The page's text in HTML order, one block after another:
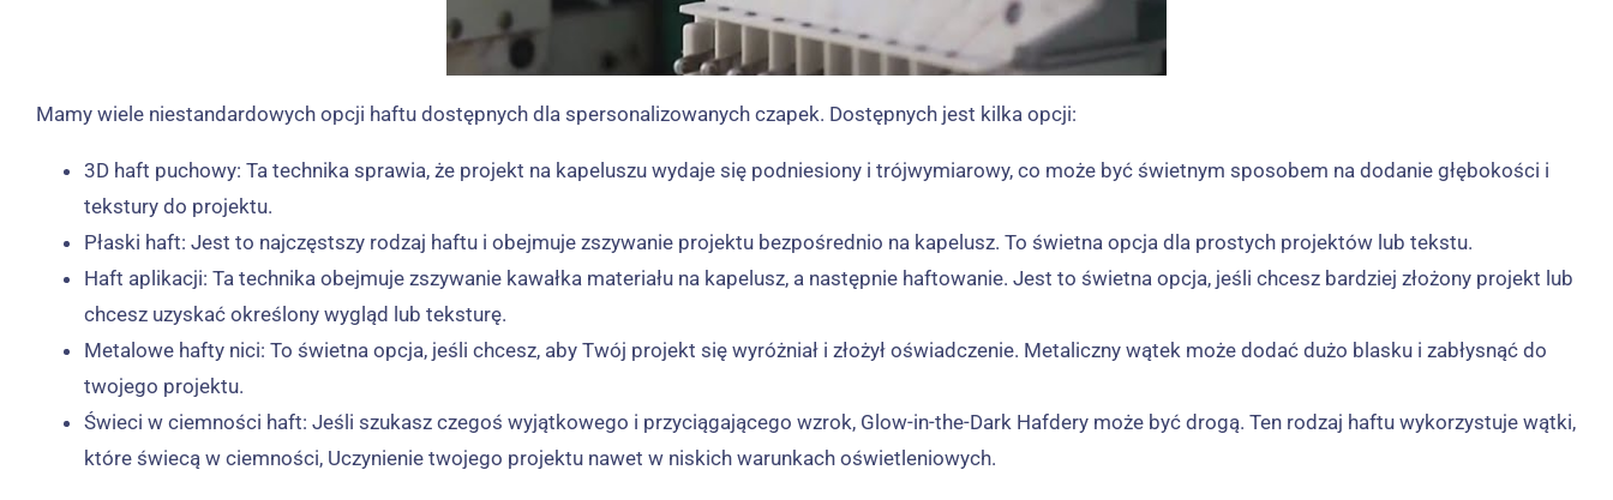
Mamy wiele niestandardowych opcji haftu dostępnych dla spersonalizowanych czapek. Dostępnych jest kilka opcji:
3D haft puchowy: Ta technika sprawia, że ​​projekt na kapeluszu wydaje się podniesiony i trójwymiarowy, co może być świetnym sposobem na dodanie głębokości i
tekstury do projektu.
Płaski haft: Jest to najczęstszy rodzaj haftu i obejmuje zszywanie projektu bezpośrednio na kapelusz. To świetna opcja dla prostych projektów lub tekstu.
Haft aplikacji: Ta technika obejmuje zszywanie kawałka materiału na kapelusz, a następnie haftowanie. Jest to świetna opcja, jeśli chcesz bardziej złożony projekt lub
chcesz uzyskać określony wygląd lub teksturę.
Metalowe hafty nici: To świetna opcja, jeśli chcesz, aby Twój projekt się wyróżniał i złożył oświadczenie. Metaliczny wątek może dodać dużo blasku i zabłysnąć do
twojego projektu.
Świeci w ciemności haft: Jeśli szukasz czegoś wyjątkowego i przyciągającego wzrok, Glow-in-the-Dark Hafdery może być drogą. Ten rodzaj haftu wykorzystuje wątki,
które świecą w ciemności, Uczynienie twojego projektu nawet w niskich warunkach oświetleniowych.